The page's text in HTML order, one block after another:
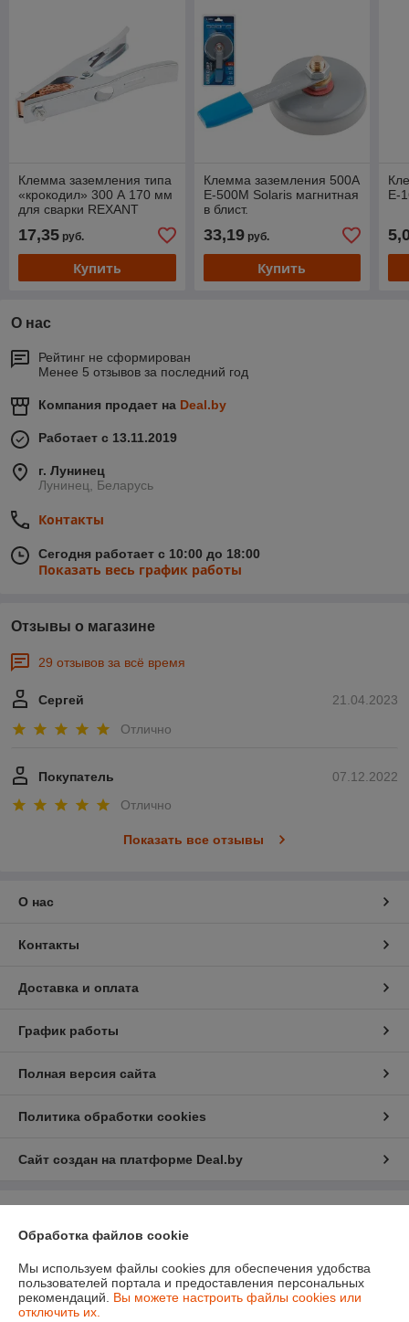
Клемма заземления типа
«крокодил» 300 А 170 мм
для сварки REXANT
17,35 руб.
Купить
Клемма заземления 500А
E-500M Solaris магнитная
в блист.
33,19руб.
Купить
E-
О нас
Рейтинг не сформирован
Менее 5 отзывов за последний год
Компания продает на Deal.by
Работает с 13.11.2019
г. Лунинец
Лунинец, Беларусь
Контакты
Сегодня работает с 10:00 до 18:00
Показать весь график работы
Отзывы о магазине
29 отзывов за всё время
21.04.2023
Сергей
Отлично
07.12.2022
Покупатель
Отлично
Показать все отзывы
О нас
Контакты
Доставка и оплата
График работы
Полная версия сайта
Политика обработки cookies
Сайт создан на платформе Deal.by
Индивидуальный предприниматель:
Регистрационный номер ЕГР: 290974251
УНП: 290974251
Обработка файлов cookie
Мы используем файлы cookies для обеспечения удобства
пользователей портала и предоставления персональных
рекомендаций. Вы можете настроить файлы cookies или
отключить их.